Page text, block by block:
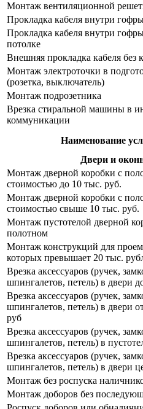
Монтаж вентиляционной
Прокладка кабеля внутри
Прокладка кабеля внутри
потолке
Внешняя прокладка кабеля без
Монтаж электроточки в
(розетка, выключатель)
Монтаж подрозетника
Врезка стиральной машины в
коммуникации
Наименование
Двери и
Монтаж дверной коробки с
стоимостью до 10 тыс. руб.
Монтаж дверной коробки с
стоимостью свыше 10 тыс. руб.
Монтаж пустотелой дверной
полотном
Монтаж конструкций для
которых превышает 20 тыс.
Врезка аксессуаров (ручек,
шпингалетов, петель) в двери
Врезка аксессуаров (ручек,
шпингалетов, петель) в двери
руб
Врезка аксессуаров (ручек,
шпингалетов, петель) в
Врезка аксессуаров (ручек,
шпингалетов, петель) в двери
Монтаж без роспуска
Монтаж доборов без